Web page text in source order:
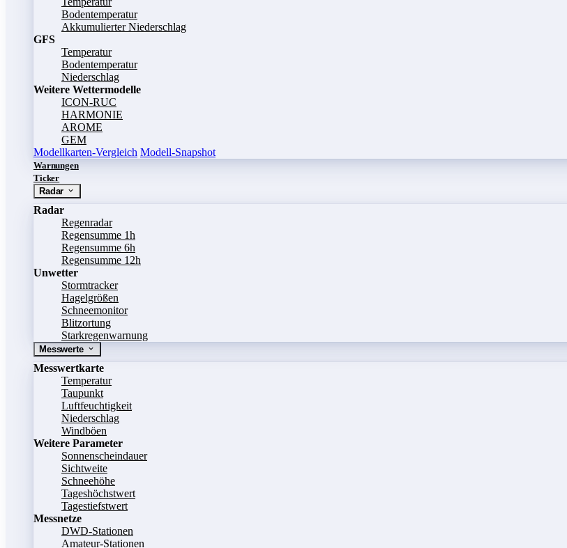
Bodentemperatur
Akkumulierter Niederschlag
GFS
Temperatur
Bodentemperatur
Niederschlag
Weitere Wettermodelle
ICON-RUC
HARMONIE
AROME
GEM
Modellkarten-Vergleich Modell-Snapshot
Warnungen
Ticker
Radar
Radar
Regenradar
Regensumme 1h
Regensumme 6h
Regensumme 12h
Unwetter
Stormtracker
Hagelgrößen
Schneemonitor
Blitzortung
Starkregenwarnung
Messwerte
Messwertkarte
Temperatur
Taupunkt
Luftfeuchtigkeit
Niederschlag
Windböen
Weitere Parameter
Sonnenscheindauer
Sichtweite
Schneehöhe
Tageshöchstwert
Tagestiefstwert
Messnetze
DWD-Stationen
Amateur-Stationen